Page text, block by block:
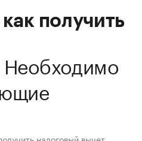
получить
Необходимо
налоговый вычет